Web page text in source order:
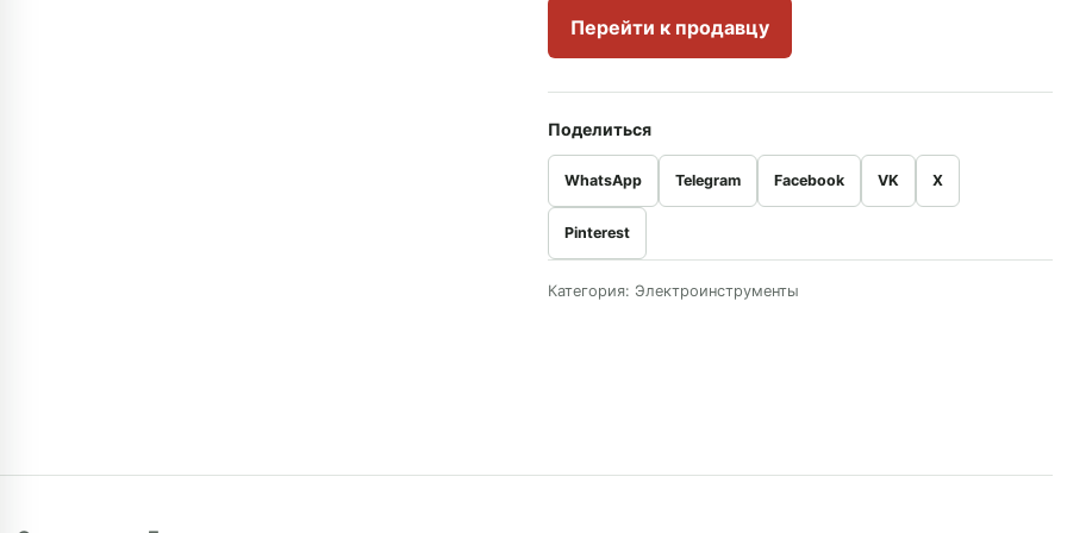
Перейти к продавцу
Поделиться
WhatsApp Telegram Facebook VK X
Pinterest
Категория: Электроинструменты